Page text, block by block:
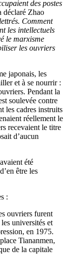
des postes
déclaré Zhao
Comment
les intellectuels
le marxisme
les ouvriers
japonais, les
et à se nourrir :
Pendant la
soulevée contre
les cadres instruits
réellement le
recevaient le titre
d’aucun
été
être les
:
ouvriers furent
universités et
en 1975.
Tiananmen,
de la capitale